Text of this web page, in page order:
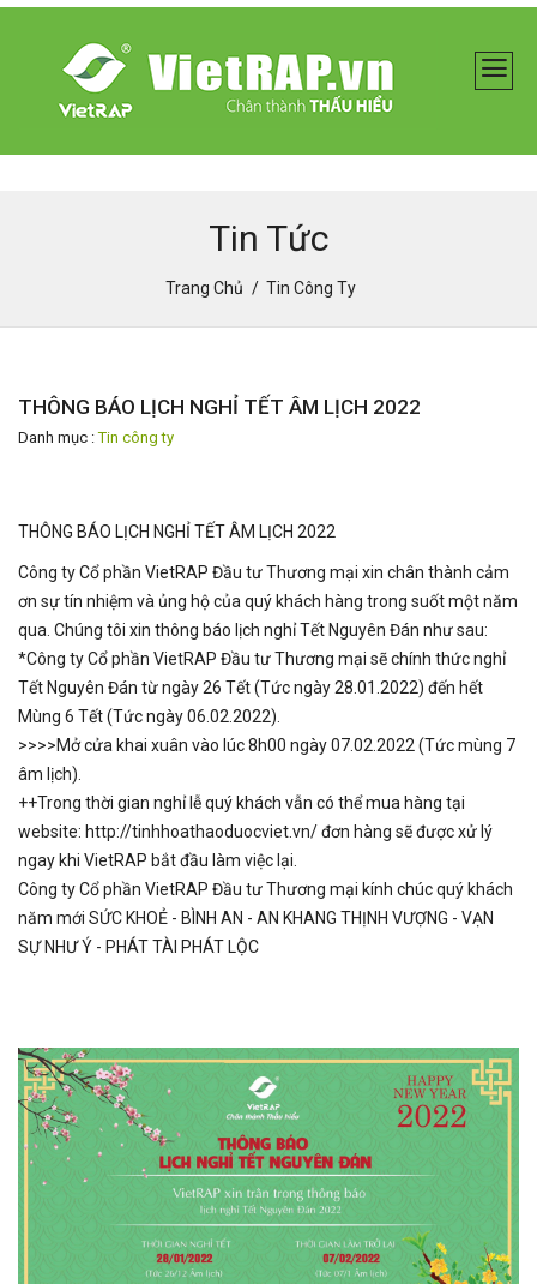
Tin Tức
Trang Chủ Tin Công Ty
THÔNG BÁO LỊCH NGHỈ TẾT ÂM LỊCH 2022
Danh mục :Tin công ty
THÔNG BÁO LỊCH NGHỈ TẾT ÂM LỊCH 2022
Công ty Cổ phần VietRAP Đầu tư Thương mại xin chân thành cảm
ơn sự tín nhiệm và ủng hộ của quý khách hàng trong suốt một năm
qua. Chúng tôi xin thông báo lịch nghỉ Tết Nguyên Đán như sau:
*Công ty Cổ phần VietRAP Đầu tư Thương mại sẽ chính thức nghỉ
Tết Nguyên Đán từ ngày 26 Tết (Tức ngày 28.01.2022) đến hết
Mùng 6 Tết (Tức ngày 06.02.2022).
>>>>Mở cửa khai xuân vào lúc 8h00 ngày 07.02.2022 (Tức mùng 7
âm lịch).
++Trong thời gian nghỉ lễ quý khách vẫn có thể mua hàng tại
website: http://tinhhoathaoduocviet.vn/đơn hàng sẽ được xử lý
ngay khi VietRAP bắt đầu làm việc lại.
Công ty Cổ phần VietRAP Đầu tư Thương mại kính chúc quý khách
năm mới SỨC KHOẺ - BÌNH AN - AN KHANG THỊNH VƯỢNG - VẠN
SỰ NHƯ Ý - PHÁT TÀI PHÁT LỘC